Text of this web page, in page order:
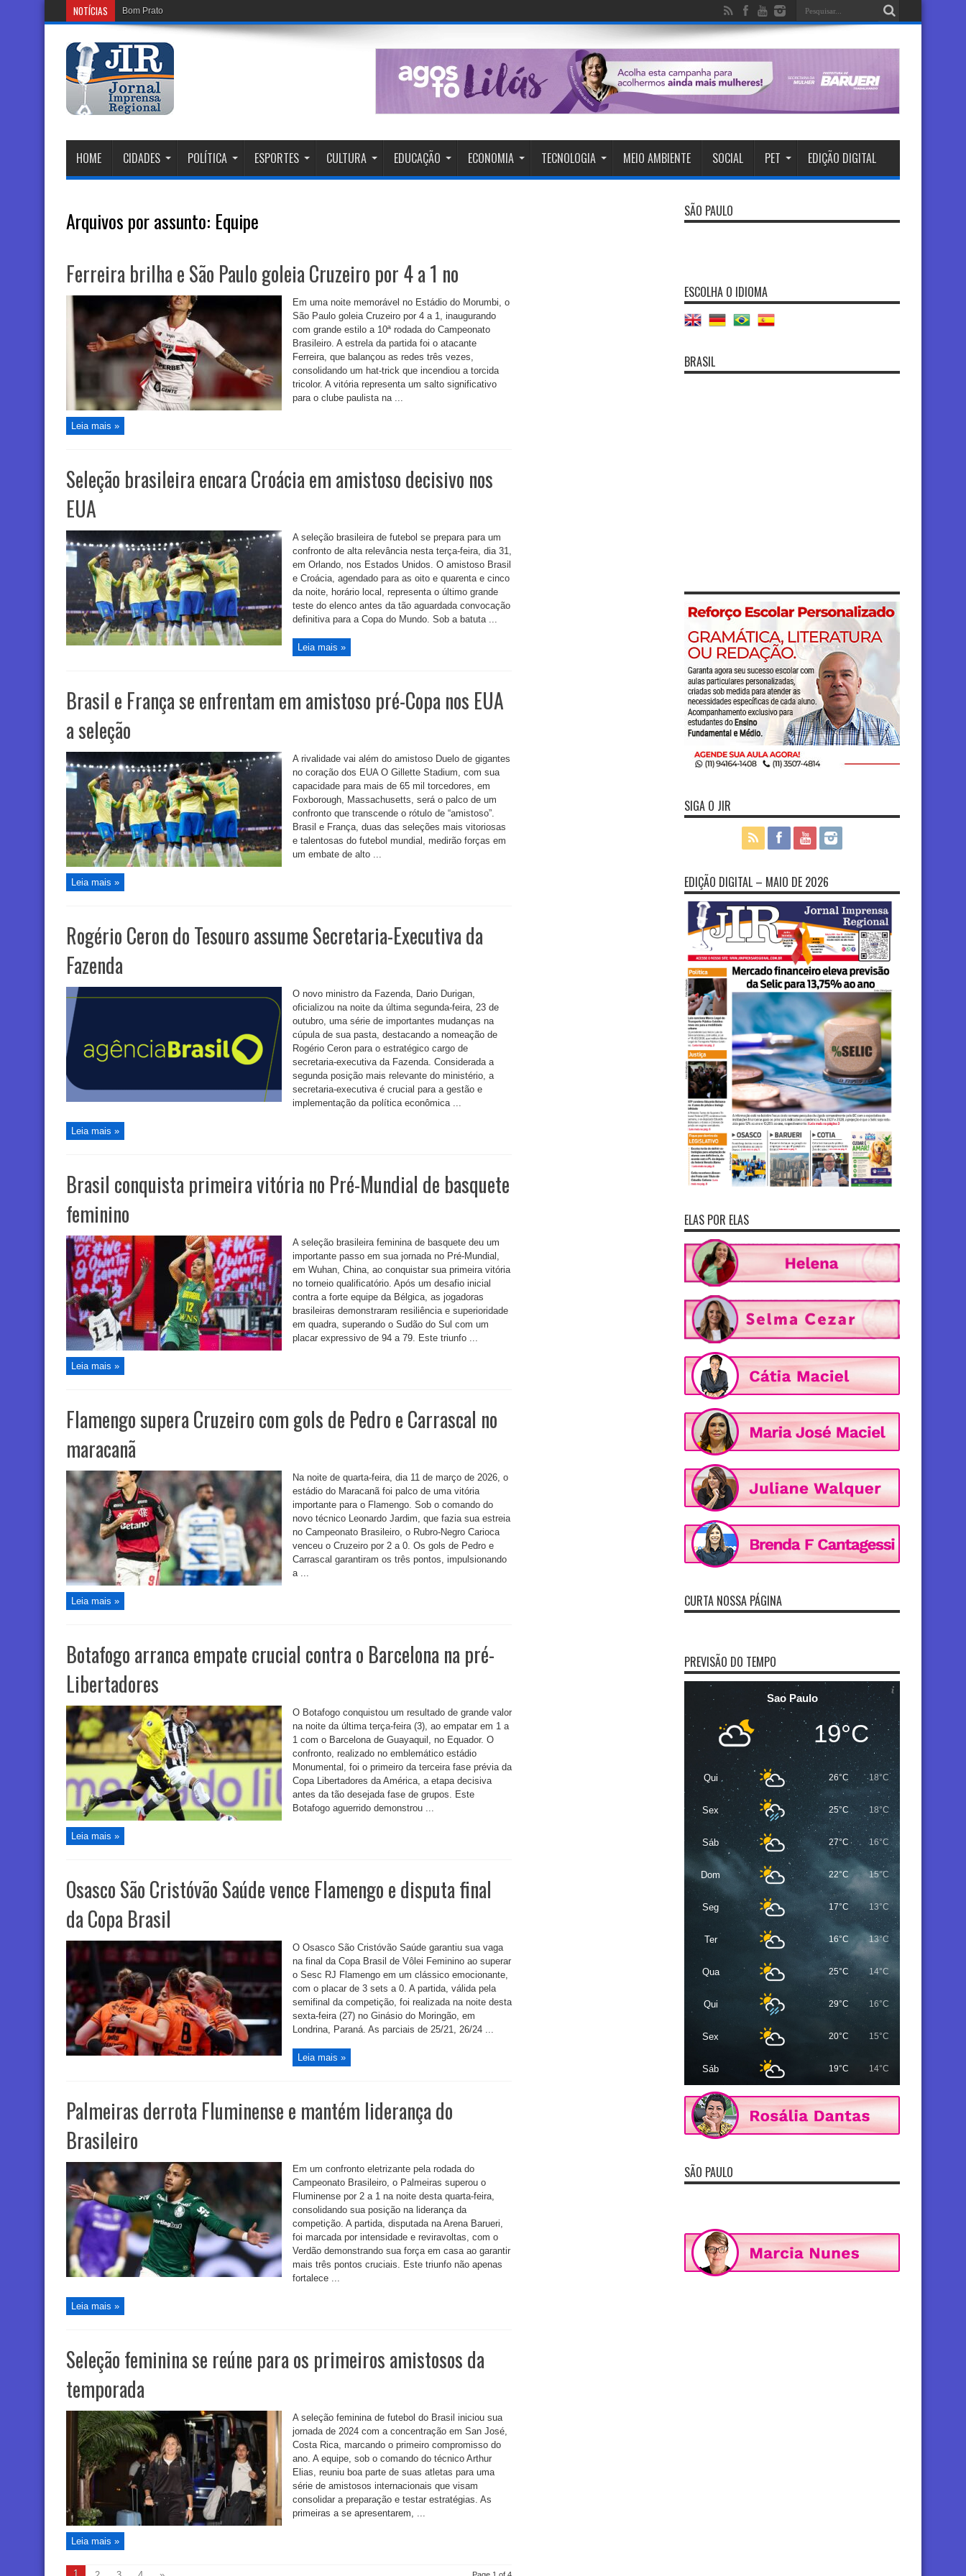
NOTÍCIAS Bom Prato celebra Dia dos Pais com cardápio especi
HOME CIDADES POLÍTICA ESPORTES CULTURA EDUCAÇÃO ECONOMIA TECNOLOGIA MEIO AMBIENTE SOCIAL PET EDIÇÃO DIGITAL
Arquivos por assunto: Equipe
Ferreira brilha e São Paulo goleia Cruzeiro por 4 a 1 no
Em uma noite memorável no Estádio do Morumbi, o
São Paulo goleia Cruzeiro por 4 a 1, inaugurando
com grande estilo a 10ª rodada do Campeonato
Brasileiro. A estrela da partida foi o atacante
Ferreira, que balançou as redes três vezes,
consolidando um hat-trick que incendiou a torcida
tricolor. A vitória representa um salto significativo
para o clube paulista na ...
Leia mais »
Seleção brasileira encara Croácia em amistoso decisivo nos
EUA
A seleção brasileira de futebol se prepara para um
confronto de alta relevância nesta terça-feira, dia 31,
em Orlando, nos Estados Unidos. O amistoso Brasil
e Croácia, agendado para as oito e quarenta e cinco
da noite, horário local, representa o último grande
teste do elenco antes da tão aguardada convocação
definitiva para a Copa do Mundo. Sob a batuta ...
Leia mais »
Brasil e França se enfrentam em amistoso pré-Copa nos EUA
a seleção
A rivalidade vai além do amistoso Duelo de gigantes
no coração dos EUA O Gillette Stadium, com sua
capacidade para mais de 65 mil torcedores, em
Foxborough, Massachusetts, será o palco de um
confronto que transcende o rótulo de “amistoso”.
Brasil e França, duas das seleções mais vitoriosas
e talentosas do futebol mundial, medirão forças em
um embate de alto ...
Leia mais »
Rogério Ceron do Tesouro assume Secretaria-Executiva da
Fazenda
O novo ministro da Fazenda, Dario Durigan,
oficializou na noite da última segunda-feira, 23 de
outubro, uma série de importantes mudanças na
cúpula de sua pasta, destacando a nomeação de
Rogério Ceron para o estratégico cargo de
secretaria-executiva da Fazenda. Considerada a
segunda posição mais relevante do ministério, a
secretaria-executiva é crucial para a gestão e
implementação da política econômica ...
Leia mais »
Brasil conquista primeira vitória no Pré-Mundial de basquete
feminino
A seleção brasileira feminina de basquete deu um
importante passo em sua jornada no Pré-Mundial,
em Wuhan, China, ao conquistar sua primeira vitória
no torneio qualificatório. Após um desafio inicial
contra a forte equipe da Bélgica, as jogadoras
brasileiras demonstraram resiliência e superioridade
em quadra, superando o Sudão do Sul com um
placar expressivo de 94 a 79. Este triunfo ...
Leia mais »
Flamengo supera Cruzeiro com gols de Pedro e Carrascal no
maracanã
Na noite de quarta-feira, dia 11 de março de 2026, o
estádio do Maracanã foi palco de uma vitória
importante para o Flamengo. Sob o comando do
novo técnico Leonardo Jardim, que fazia sua estreia
no Campeonato Brasileiro, o Rubro-Negro Carioca
venceu o Cruzeiro por 2 a 0. Os gols de Pedro e
Carrascal garantiram os três pontos, impulsionando
a ...
Leia mais »
Botafogo arranca empate crucial contra o Barcelona na pré-
Libertadores
O Botafogo conquistou um resultado de grande valor
na noite da última terça-feira (3), ao empatar em 1 a
1 com o Barcelona de Guayaquil, no Equador. O
confronto, realizado no emblemático estádio
Monumental, foi o primeiro da terceira fase prévia da
Copa Libertadores da América, a etapa decisiva
antes da tão desejada fase de grupos. Este
Botafogo aguerrido demonstrou ...
Leia mais »
Osasco São Cristóvão Saúde vence Flamengo e disputa final
da Copa Brasil
O Osasco São Cristóvão Saúde garantiu sua vaga
na final da Copa Brasil de Vôlei Feminino ao superar
o Sesc RJ Flamengo em um clássico emocionante,
com o placar de 3 sets a 0. A partida, válida pela
semifinal da competição, foi realizada na noite desta
sexta-feira (27) no Ginásio do Moringão, em
Londrina, Paraná. As parciais de 25/21, 26/24 ...
Leia mais »
Palmeiras derrota Fluminense e mantém liderança do
Brasileiro
Em um confronto eletrizante pela rodada do
Campeonato Brasileiro, o Palmeiras superou o
Fluminense por 2 a 1 na noite desta quarta-feira,
consolidando sua posição na liderança da
competição. A partida, disputada na Arena Barueri,
foi marcada por intensidade e reviravoltas, com o
Verdão demonstrando sua força em casa ao garantir
mais três pontos cruciais. Este triunfo não apenas
fortalece ...
Leia mais »
Seleção feminina se reúne para os primeiros amistosos da
temporada
A seleção feminina de futebol do Brasil iniciou sua
jornada de 2024 com a concentração em San José,
Costa Rica, marcando o primeiro compromisso do
ano. A equipe, sob o comando do técnico Arthur
Elias, reuniu boa parte de suas atletas para uma
série de amistosos internacionais que visam
consolidar a preparação e testar estratégias. As
primeiras a se apresentarem, ...
Leia mais »
1
SÃO PAULO
ESCOLHA O IDIOMA
BRASIL
SIGA O JIR
EDIÇÃO DIGITAL – MAIO DE 2026
ELAS POR ELAS
CURTA NOSSA PÁGINA
PREVISÃO DO TEMPO
Sao Paulo
19°C
Qui 26°C 18°C
Sex 25°C 18°C
Sáb 27°C 16°C
Dom 22°C 15°C
Seg 17°C 13°C
Ter 16°C 13°C
Qua 25°C 14°C
Qui 29°C 16°C
Sex 20°C 15°C
Sáb 19°C 14°C
SÃO PAULO